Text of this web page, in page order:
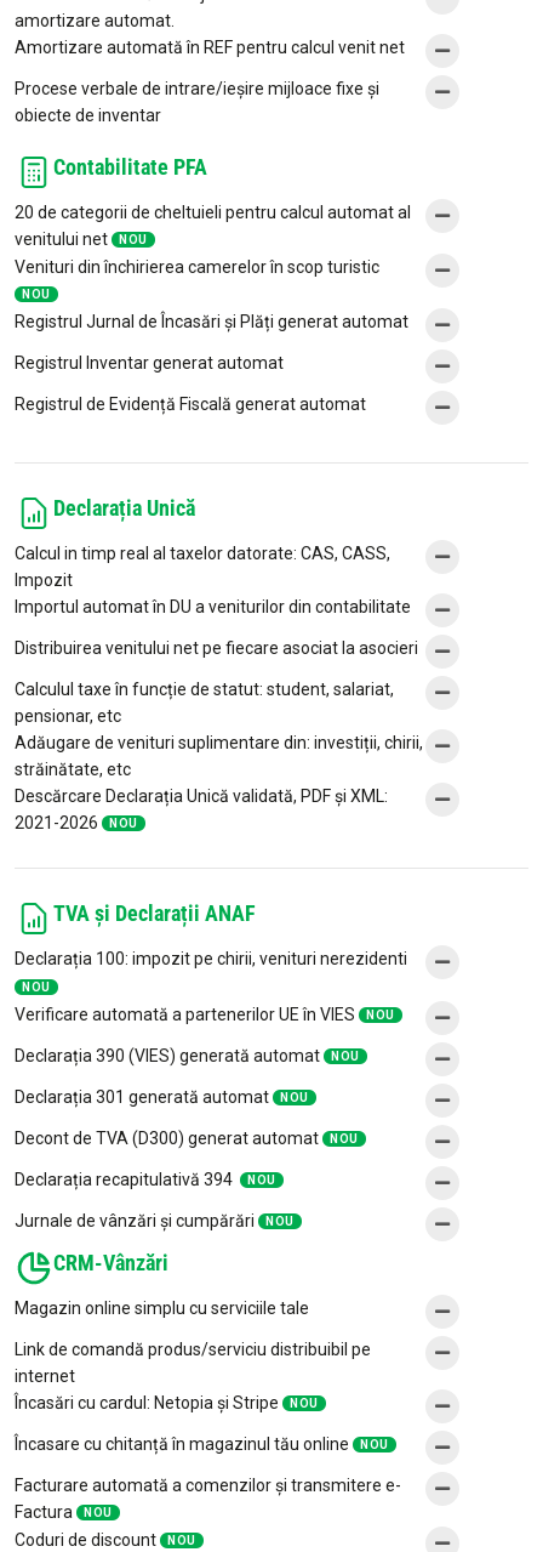
amortizare automat.
Amortizare automată în REF pentru calcul venit net
Procese verbale de intrare/ieșire mijloace fixe și
obiecte de inventar
Contabilitate PFA
20 de categorii de cheltuieli pentru calcul automat al
venitului net
NOU
Venituri din închirierea camerelor în scop turistic
NOU
Registrul Jurnal de Încasări și Plăți generat automat
Registrul Inventar generat automat
Registrul de Evidență Fiscală generat automat
Declarația Unică
Calcul in timp real al taxelor datorate: CAS, CASS,
Impozit
Importul automat în DU a veniturilor din contabilitate
Distribuirea venitului net pe fiecare asociat la asocieri
Calculul taxe în funcție de statut: student, salariat,
pensionar, etc
Adăugare de venituri suplimentare din: investiții, chirii,
străinătate, etc
Descărcare Declarația Unică validată, PDF și XML:
2021-2026
NOU
TVA și Declarații ANAF
Declarația 100: impozit pe chirii, venituri nerezidenti
NOU
Verificare automată a partenerilor UE în VIES NOU
Declarația 390 (VIES) generată automat NOU
Declarația 301 generată automat NOU
Decont de TVA (D300) generat automat NOU
Declarația recapitulativă 394 NOU
Jurnale de vânzări și cumpărări NOU
CRM-Vânzări
Magazin online simplu cu serviciile tale
Link de comandă produs/serviciu distribuibil pe
internet
Încasări cu cardul: Netopia și Stripe
NOU
Încasare cu chitanță în magazinul tău online NOU
Facturare automată a comenzilor și transmitere e-
Factura
NOU
Coduri de discount NOU